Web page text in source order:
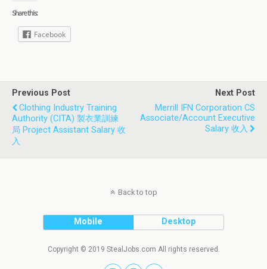
Share this:
Facebook
Previous Post
Clothing Industry Training
Authority (CITA) 製衣業訓練
局 Project Assistant Salary 收
入
Next Post
Merrill IFN Corporation CS
Associate/Account Executive
Salary 收入
Back to top
Mobile Desktop
Copyright © 2019 StealJobs.com All rights reserved.